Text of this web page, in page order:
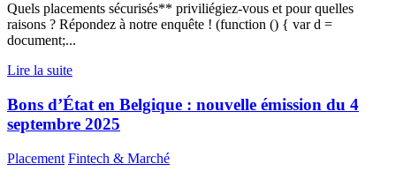
Quels placements sécurisés** priviliégiez-vous et pour quelles
raisons ? Répondez à notre enquête ! (function () { var d =
document;...
Lire la suite
Bons d’État en Belgique : nouvelle émission du 4
septembre 2025
Placement Fintech & Marché